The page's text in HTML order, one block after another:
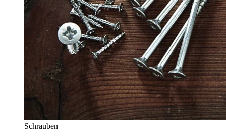
Schrauben